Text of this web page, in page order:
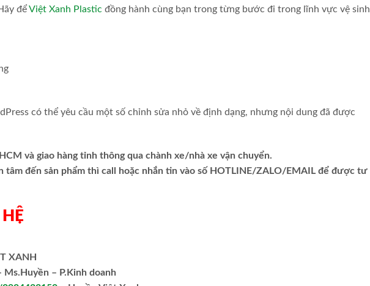
đểViệt Xanh Plastic đồng hành cùng bạn trong từng bước đi trong lĩnh vực vệ sinh
có thể yêu cầu một số chỉnh sửa nhỏ về định dạng, nhưng nội dung đã được
và giao hàng tỉnh thông qua chành xe/nhà xe vận chuyển.
tâm đến sản phẩm thì call hoặc nhắn tin vào số HOTLINE/ZALO/EMAIL để được tư
XANH
– P.Kinh doanh